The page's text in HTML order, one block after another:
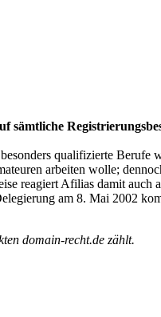
sämtliche
qualifizierte Berufe
arbeiten wolle;
reagiert Afilias damit auch
am 8. Mai 2002
domain-recht.de zählt.